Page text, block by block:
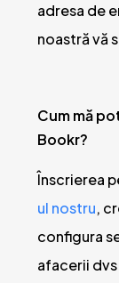
adresa de
noastră vă
Cum mă
Bookr?
Înscrierea
ul nostru,
configura
afacerii